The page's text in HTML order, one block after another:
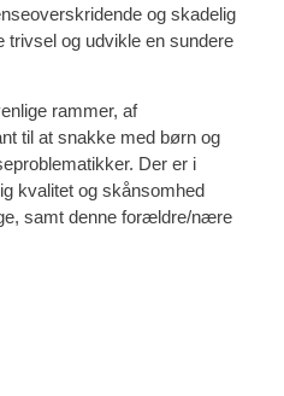
og skadelig
og udvikle en sundere
rammer, af
til at snakke med børn og
Der er i
kvalitet og skånsomhed
samt denne forældre/nære